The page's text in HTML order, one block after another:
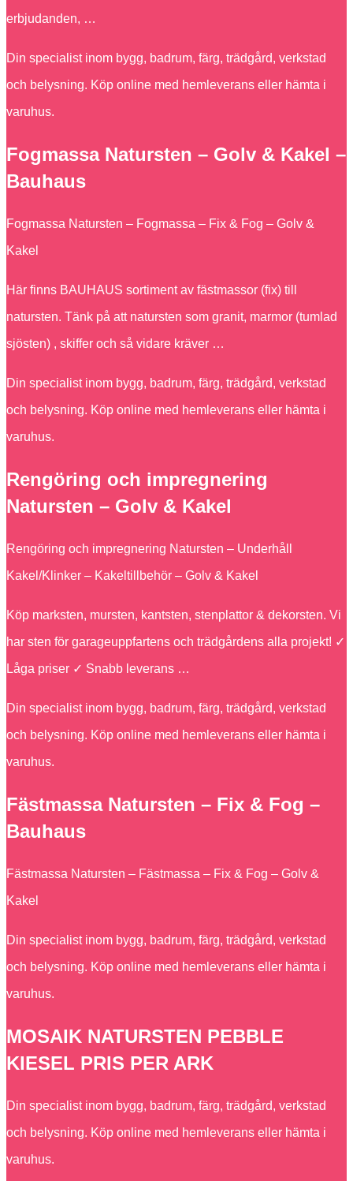
erbjudanden, …
Din specialist inom bygg, badrum, färg, trädgård, verkstad
och belysning. Köp online med hemleverans eller hämta i
varuhus.
Fogmassa Natursten – Golv & Kakel –
Bauhaus
Fogmassa Natursten – Fogmassa – Fix & Fog – Golv &
Kakel
Här finns BAUHAUS sortiment av fästmassor (fix) till
natursten. Tänk på att natursten som granit, marmor (tumlad
sjösten) , skiffer och så vidare kräver …
Din specialist inom bygg, badrum, färg, trädgård, verkstad
och belysning. Köp online med hemleverans eller hämta i
varuhus.
Rengöring och impregnering
Natursten – Golv & Kakel
Rengöring och impregnering Natursten – Underhåll
Kakel/Klinker – Kakeltillbehör – Golv & Kakel
Köp marksten, mursten, kantsten, stenplattor & dekorsten. Vi
har sten för garageuppfartens och trädgårdens alla projekt! ✓
Låga priser ✓ Snabb leverans …
Din specialist inom bygg, badrum, färg, trädgård, verkstad
och belysning. Köp online med hemleverans eller hämta i
varuhus.
Fästmassa Natursten – Fix & Fog –
Bauhaus
Fästmassa Natursten – Fästmassa – Fix & Fog – Golv &
Kakel
Din specialist inom bygg, badrum, färg, trädgård, verkstad
och belysning. Köp online med hemleverans eller hämta i
varuhus.
MOSAIK NATURSTEN PEBBLE
KIESEL PRIS PER ARK
Din specialist inom bygg, badrum, färg, trädgård, verkstad
och belysning. Köp online med hemleverans eller hämta i
varuhus.